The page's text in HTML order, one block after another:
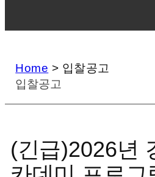
Home > 입찰공고
입찰공고
(긴급)2026년